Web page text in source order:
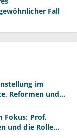
Fall
im
Reformen und
Fokus: Prof.
und die Rolle